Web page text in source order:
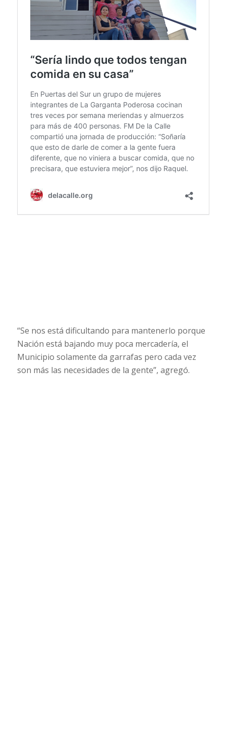
“Se nos está dificultando para mantenerlo porque
Nación está bajando muy poca mercadería, el
Municipio solamente da garrafas pero cada vez
son más las necesidades de la gente”, agregó.